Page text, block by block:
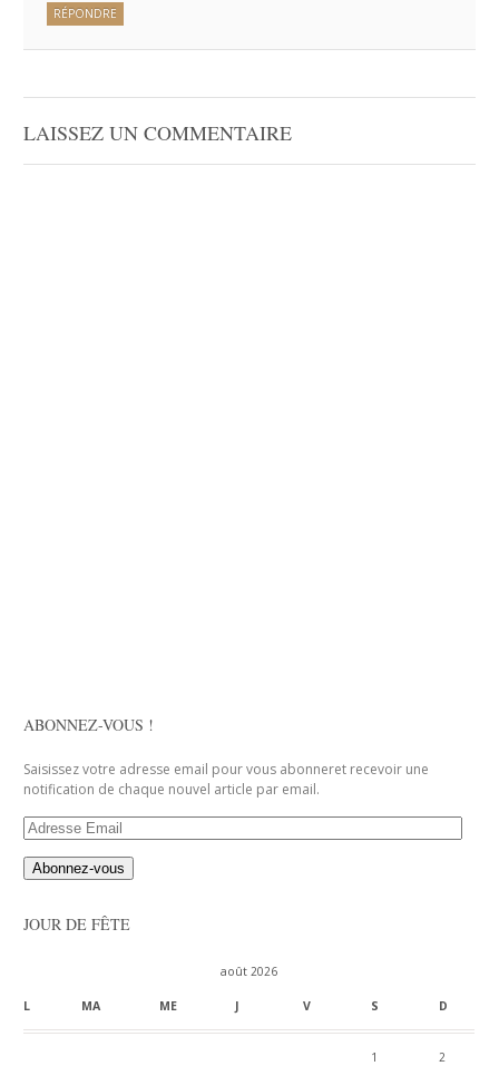
RÉPONDRE
LAISSEZ UN COMMENTAIRE
ABONNEZ-VOUS !
Saisissez votre adresse email pour vous abonneret recevoir une
notification de chaque nouvel article par email.
Adresse
Email
JOUR DE FÊTE
août 2026
L MA ME J V S D
1 2